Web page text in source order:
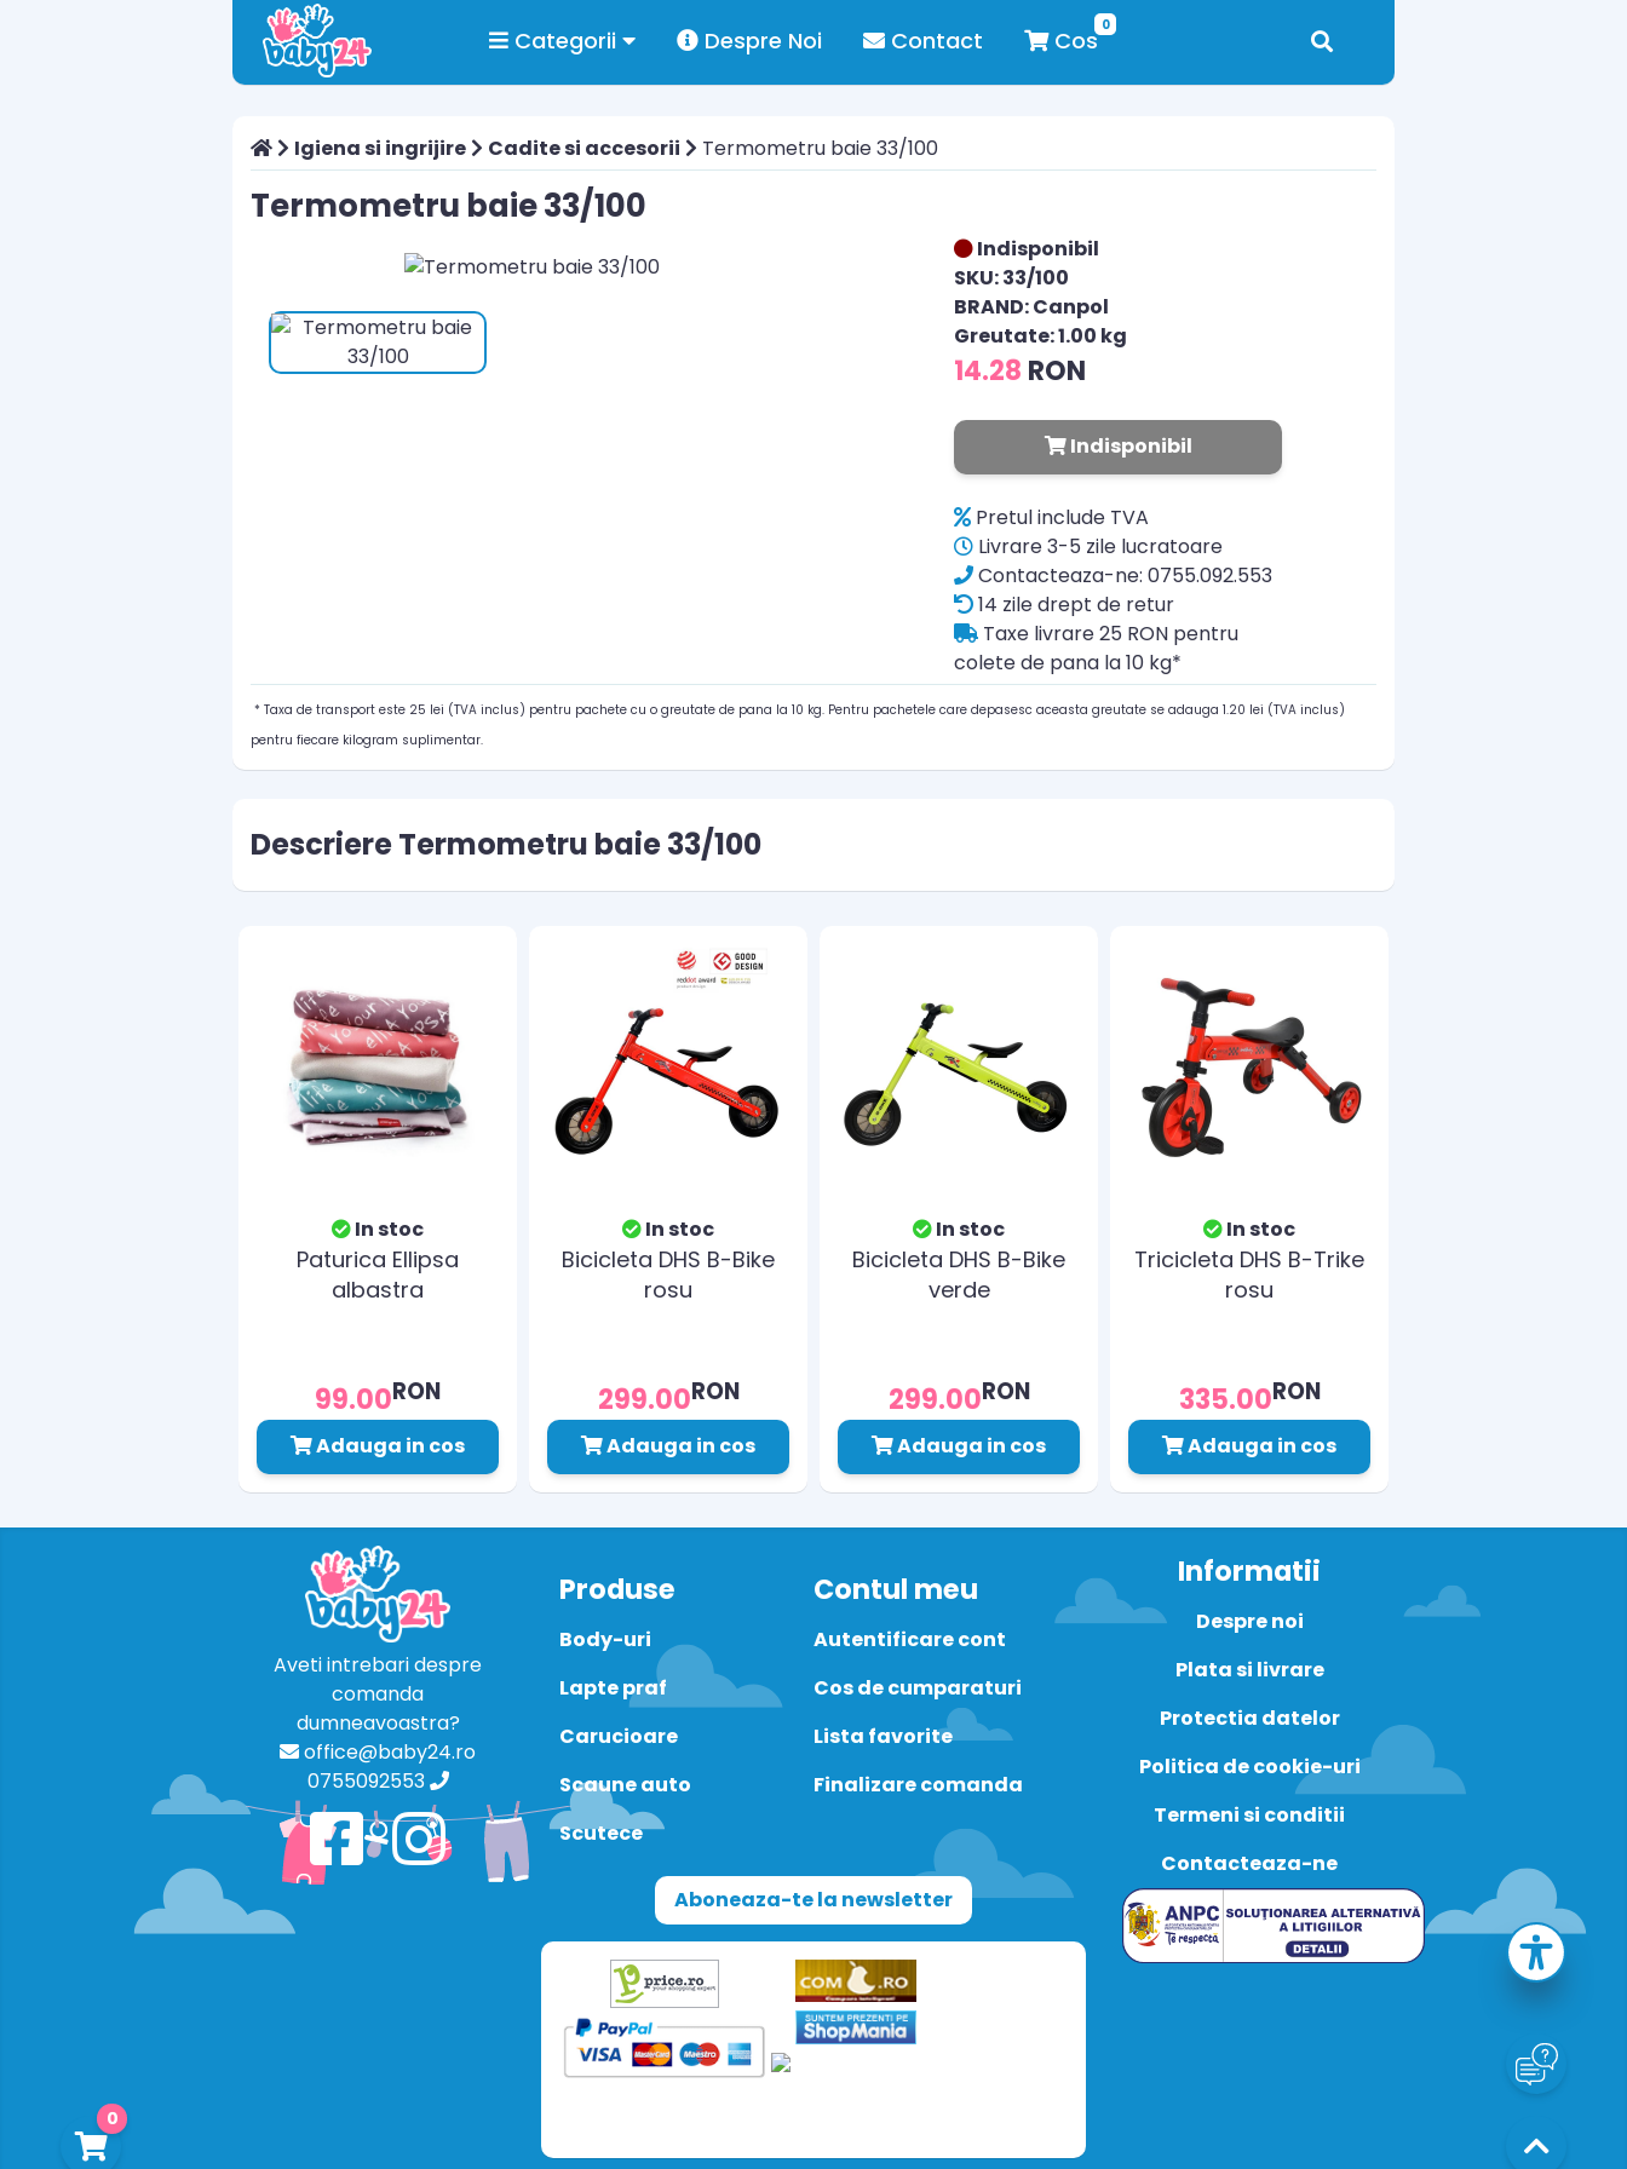
Categorii Despre Noi Contact
0
Cos
0
Igiena si ingrijire Cadite si accesorii Termometru baie 33/100
Termometru baie 33/100
Indisponibil
SKU: 33/100
BRAND: Canpol
Greutate: 1.00 kg
14.28 RON
Indisponibil
Pretul include TVA
Livrare 3-5 zile lucratoare
Contacteaza-ne: 0755.092.553
14 zile drept de retur
Taxe livrare 25 RON pentru
colete de pana la 10 kg*
* Taxa de transport este 25 lei (TVA inclus) pentru pachete cu o greutate de pana la 10 kg. Pentru pachetele care depasesc aceasta greutate se adauga 1.20 lei (TVA inclus)
pentru fiecare kilogram suplimentar.
Descriere Termometru baie 33/100
In stoc
Paturica Ellipsa
albastra
99.00RON
Adauga in cos
In stoc
Bicicleta DHS B-Bike
rosu
299.00RON
Adauga in cos
In stoc
Bicicleta DHS B-Bike
verde
299.00RON
Adauga in cos
In stoc
Tricicleta DHS B-Trike
rosu
335.00RON
Adauga in cos
Aveti intrebari despre
comanda
dumneavoastra?
office@baby24.ro
0755092553
Produse
Body-uri
Lapte praf
Carucioare
Scaune auto
Scutece
Contul meu
Autentificare cont
Cos de cumparaturi
Lista favorite
Finalizare comanda
Aboneaza-te la newsletter
Informatii
Despre noi
Plata si livrare
Protectia datelor
Politica de cookie-uri
Termeni si conditii
Contacteaza-ne